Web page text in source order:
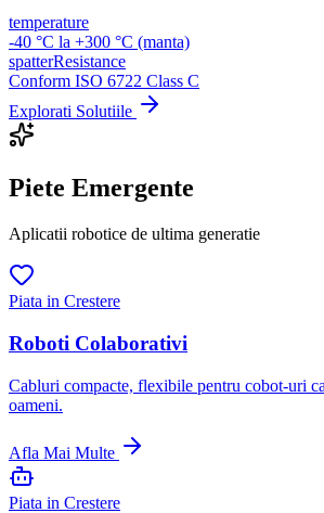
temperature
-40 °C la +300 °C (manta)
spatterResistance
Conform ISO 6722 Class C
Explorati Solutiile
Piete Emergente
Aplicatii robotice de ultima generatie
Piata in Crestere
Roboti Colaborativi
Cabluri compacte, flexibile pentru cobot-uri
oameni.
Afla Mai Multe
Piata in Crestere